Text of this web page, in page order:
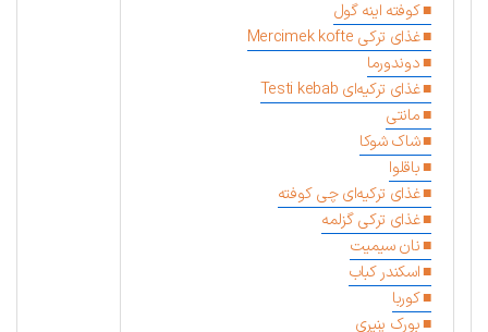
کوفته اینه گول
غذای ترکی Mercimek kofte
دوندورما
غذای ترکیه‌ای Testi kebab
مانتی
شاک شوکا
باقلوا
غذای ترکیه‌ای چی کوفته
غذای ترکی گزلمه
نان سیمیت
اسکندر کباب
کوربا
بورک پنیری